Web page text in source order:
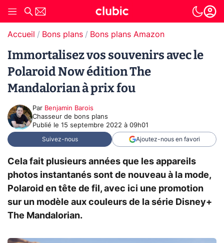
Accueil Bons plans Bons plans Amazon
Immortalisez vos souvenirs avec le
Polaroid Now édition The
Mandalorian à prix fou
Par Benjamin Barois
Chasseur de bons plans
Publié le 15 septembre 2022 à 09h01
Suivez-nous Ajoutez-nous en favori
Cela fait plusieurs années que les appareils
photos instantanés sont de nouveau à la mode,
Polaroid en tête de fil, avec ici une promotion
sur un modèle aux couleurs de la série Disney+
The Mandalorian.